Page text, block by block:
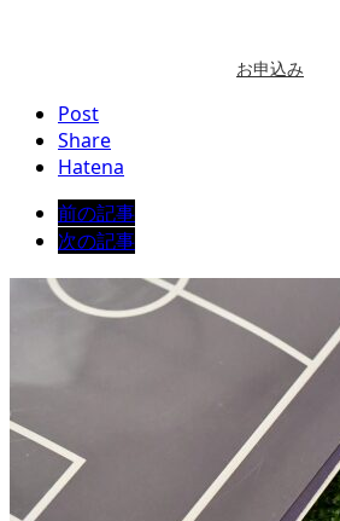
お申込み
Post
Share
Hatena
前の記事
次の記事